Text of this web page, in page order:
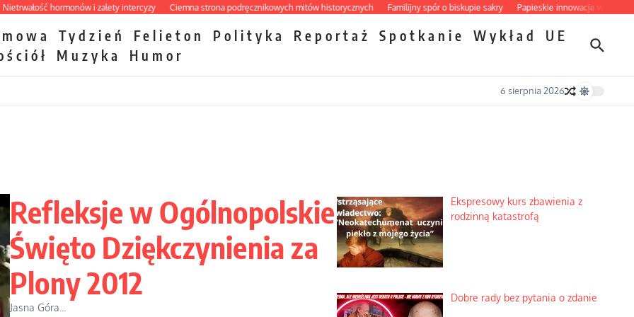
hormonów i zalety intercyzy Ciemna strona podręcznikowych mitów historycznych Familijny spór o biskupie sakry Papieskie innowacje w tradycyjnym
Tydzień Felieton Polityka Reportaż Spotkanie Wykład
UE
Muzyka Humor
6 sierpnia 2026
Refleksje w Ogólnopolskie
Święto Dziękczynienia za
Plony 2012
Jasna Góra...
Ekspresowy kurs zbawienia z
rodzinną katastrofą
Dobre rady bez pytania o zdanie